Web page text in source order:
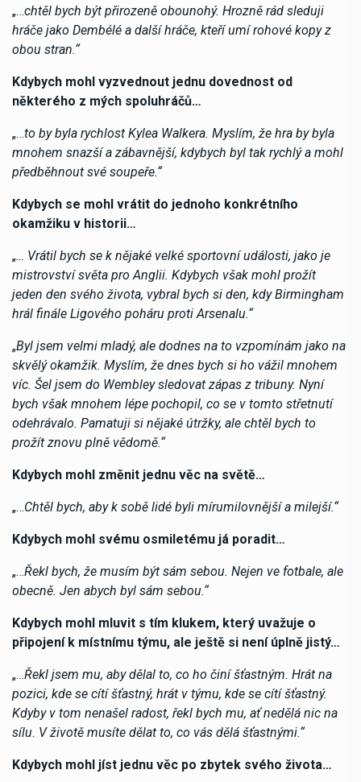
„…chtěl bych být přirozeně obounohý. Hrozně rád sleduji
hráče jako Dembélé a další hráče, kteří umí rohové kopy z
obou stran.“
Kdybych mohl vyzvednout jednu dovednost od
některého z mých spoluhráčů…
„…to by byla rychlost Kylea Walkera. Myslím, že hra by byla
mnohem snazší a zábavnější, kdybych byl tak rychlý a mohl
předběhnout své soupeře.“
Kdybych se mohl vrátit do jednoho konkrétního
okamžiku v historii…
„… Vrátil bych se k nějaké velké sportovní události, jako je
mistrovství světa pro Anglii. Kdybych však mohl prožít
jeden den svého života, vybral bych si den, kdy Birmingham
hrál finále Ligového poháru proti Arsenalu.“
„Byl jsem velmi mladý, ale dodnes na to vzpomínám jako na
skvělý okamžik. Myslím, že dnes bych si ho vážil mnohem
víc. Šel jsem do Wembley sledovat zápas z tribuny. Nyní
bych však mnohem lépe pochopil, co se v tomto střetnutí
odehrávalo. Pamatuji si nějaké útržky, ale chtěl bych to
prožít znovu plně vědomě.“
Kdybych mohl změnit jednu věc na světě…
„…Chtěl bych, aby k sobě lidé byli mírumilovnější a milejší.“
Kdybych mohl svému osmiletému já poradit…
„…Řekl bych, že musím být sám sebou. Nejen ve fotbale, ale
obecně. Jen abych byl sám sebou.“
Kdybych mohl mluvit s tím klukem, který uvažuje o
připojení k místnímu týmu, ale ještě si není úplně jistý…
„…Řekl jsem mu, aby dělal to, co ho činí šťastným. Hrát na
pozici, kde se cítí šťastný, hrát v týmu, kde se cítí šťastný.
Kdyby v tom nenašel radost, řekl bych mu, ať nedělá nic na
sílu. V životě musíte dělat to, co vás dělá šťastnými.“
Kdybych mohl jíst jednu věc po zbytek svého života…